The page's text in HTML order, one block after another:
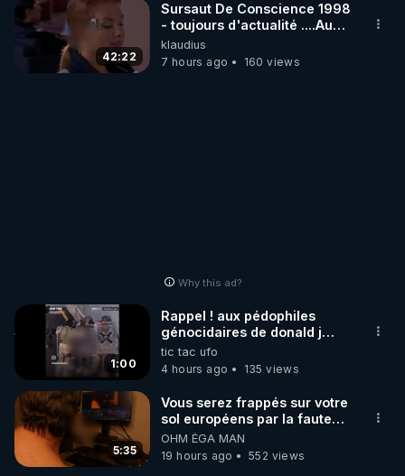
42:22
Sursaut De Conscience 1998
- toujours d'actualité ....Au
Dela Du Réel
klaudius
7 hours ago
160 views
Why this ad?
1:00
Rappel ! aux pédophiles
génocidaires de donald j
trump et ses supporters
trumpistes 424et 666.
tic tac ufo
4 hours ago
135 views
5:35
Vous serez frappés sur votre
sol européens par la faute
des dirigeants qui s'en
mettent dans le nez
OHM ÉGA MAN
19 hours ago
552 views